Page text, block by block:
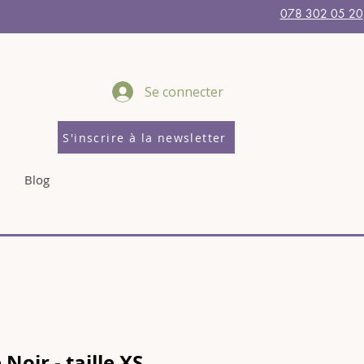
078 302 05 20
Se connecter
S'inscrire à la newsletter
Blog